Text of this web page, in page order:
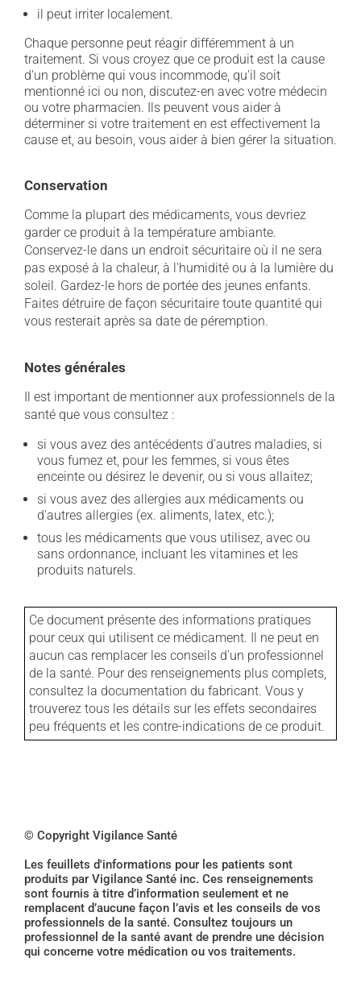
il peut irriter localement.
Chaque personne peut réagir différemment à un
traitement. Si vous croyez que ce produit est la cause
d'un problème qui vous incommode, qu'il soit
mentionné ici ou non, discutez-en avec votre médecin
ou votre pharmacien. Ils peuvent vous aider à
déterminer si votre traitement en est effectivement la
cause et, au besoin, vous aider à bien gérer la situation.
Conservation
Comme la plupart des médicaments, vous devriez
garder ce produit à la température ambiante.
Conservez-le dans un endroit sécuritaire où il ne sera
pas exposé à la chaleur, à l'humidité ou à la lumière du
soleil. Gardez-le hors de portée des jeunes enfants.
Faites détruire de façon sécuritaire toute quantité qui
vous resterait après sa date de péremption.
Notes générales
Il est important de mentionner aux professionnels de la
santé que vous consultez :
si vous avez des antécédents d'autres maladies, si
vous fumez et, pour les femmes, si vous êtes
enceinte ou désirez le devenir, ou si vous allaitez;
si vous avez des allergies aux médicaments ou
d'autres allergies (ex. aliments, latex, etc.);
tous les médicaments que vous utilisez, avec ou
sans ordonnance, incluant les vitamines et les
produits naturels.
Ce document présente des informations pratiques
pour ceux qui utilisent ce médicament. Il ne peut en
aucun cas remplacer les conseils d'un professionnel
de la santé. Pour des renseignements plus complets,
consultez la documentation du fabricant. Vous y
trouverez tous les détails sur les effets secondaires
peu fréquents et les contre-indications de ce produit.
© Copyright Vigilance Santé
Les feuillets d'informations pour les patients sont
produits par Vigilance Santé inc. Ces renseignements
sont fournis à titre d’information seulement et ne
remplacent d’aucune façon l’avis et les conseils de vos
professionnels de la santé. Consultez toujours un
professionnel de la santé avant de prendre une décision
qui concerne votre médication ou vos traitements.